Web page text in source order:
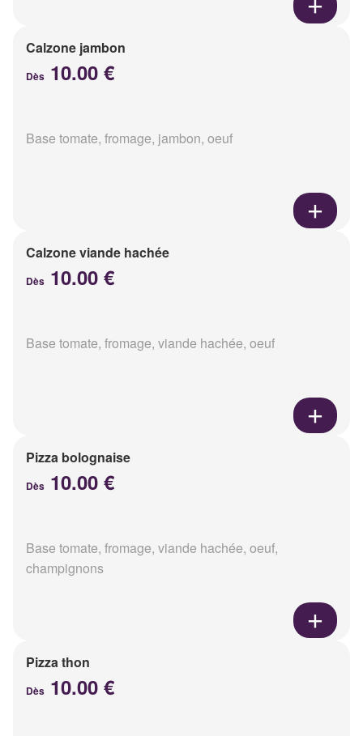
Calzone jambon
Dès 10.00 €
Base tomate, fromage, jambon, oeuf
Calzone viande hachée
Dès 10.00 €
Base tomate, fromage, viande hachée, oeuf
Pizza bolognaise
Dès 10.00 €
Base tomate, fromage, viande hachée, oeuf,
champignons
Pizza thon
Dès 10.00 €